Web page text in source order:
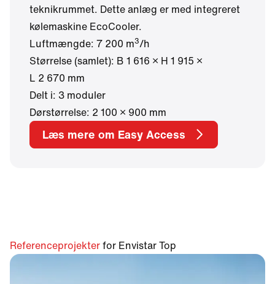
teknikrummet. Dette anlæg er med integreret
kølemaskine EcoCooler.
Luftmængde: 7 200 m3/h
Størrelse (samlet): B 1 616 × H 1 915 ×
L 2 670 mm
Delt i: 3 moduler
Dørstørrelse: 2 100 × 900 mm
Læs mere om Easy Access
Referenceprojekterfor Envistar Top